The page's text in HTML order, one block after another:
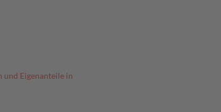
und Eigenanteile in